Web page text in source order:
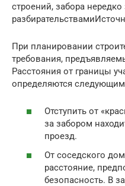
строений, забора
При планировании
требования,
Расстояния от границы
определяются
Отступить от
за забором
проезд.
От соседского
расстояние,
безопасность. В